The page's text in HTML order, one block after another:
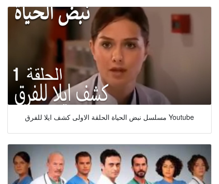
مسلسل نبض الحياة الحلقة الاولى كشف ايلا للفرق Youtube